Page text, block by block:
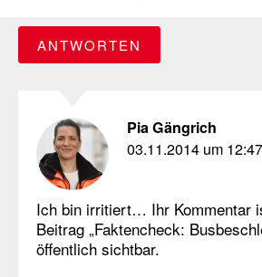
ANTWORTEN
Pia Gängrich
03.11.2014 um
Ich bin irritiert… Ihr Kommentar
Beitrag „Faktencheck:
öffentlich sichtbar.